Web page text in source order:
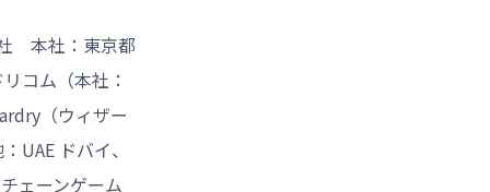
本社：東京都
コム（本社：
（ウィザー
UAE ドバイ、
ェーンゲーム